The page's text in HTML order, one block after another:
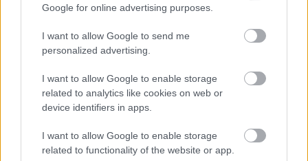
Google for online advertising purposes.
I want to allow Google to send me
personalized advertising.
I want to allow Google to enable storage
related to analytics like cookies on web or
device identifiers in apps.
I want to allow Google to enable storage
related to functionality of the website or app.